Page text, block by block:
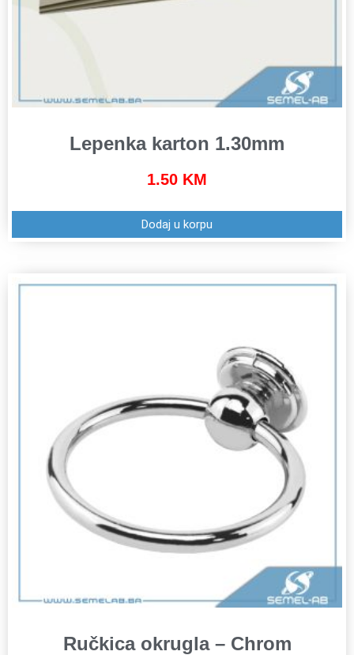
Lepenka karton 1.30mm
1.50 KM
Dodaj u korpu
Ručkica okrugla – Chrom